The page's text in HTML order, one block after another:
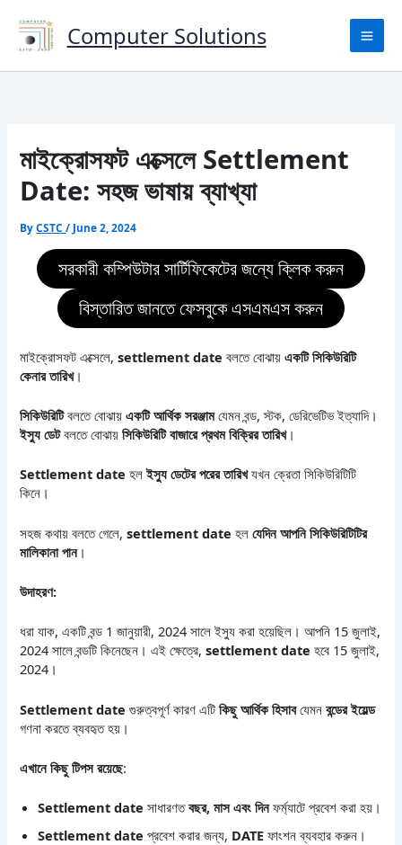
content
Computer Solutions
মাইক্রোসফট এক্সেলে Settlement
Date: সহজ ভাষায় ব্যাখ্যা
ByCSTC/ June 2, 2024
সরকারী কম্পিউটার সার্টিফিকেটের জন্যে ক্লিক করুন
বিস্তারিত জানতে ফেসবুকে এসএমএস করুন
মাইক্রোসফট এক্সেলে,settlement date বলতে বোঝায়একটি সিকিউরিটি
কেনার তারিখ।
সিকিউরিটিবলতে বোঝায়একটি আর্থিক সরঞ্জামযেমন বন্ড, স্টক, ডেরিভেটিভ ইত্যাদি।
ইস্যু ডেটবলতে বোঝায়সিকিউরিটি বাজারে প্রথম বিক্রির তারিখ।
Settlement date হলইস্যু ডেটের পরের তারিখযখন ক্রেতা সিকিউরিটিটি
কিনে।
সহজ কথায় বলতে গেলে,settlement date হলযেদিন আপনি সিকিউরিটিটির
মালিকানা পান।
উদাহরণ:
ধরা যাক, একটি বন্ড 1 জানুয়ারী, 2024 সালে ইস্যু করা হয়েছিল। আপনি 15 জুলাই,
2024 সালে বন্ডটি কিনেছেন। এই ক্ষেত্রে,settlement date হবে 15 জুলাই,
2024।
Settlement date গুরুত্বপূর্ণ কারণ এটিকিছু আর্থিক হিসাবযেমনবন্ডের ইয়েল্ড
গণনা করতে ব্যবহৃত হয়।
এখানে কিছু টিপস রয়েছে:
Settlement date সাধারণতবছর, মাস এবং দিনফর্ম্যাটে প্রবেশ করা হয়।
Settlement date প্রবেশ করার জন্য, DATE ফাংশন ব্যবহার করুন।